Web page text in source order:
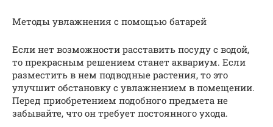
Методы увлажнения с помощью батарей
Если нет возможности расставить посуду с водой,
то прекрасным решением станет аквариум. Если
разместить в нем подводные растения, то это
улучшит обстановку с увлажнением в помещении.
Перед приобретением подобного предмета не
забывайте, что он требует постоянного ухода.